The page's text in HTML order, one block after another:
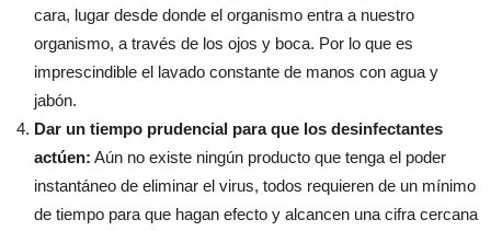
cara, lugar desde donde el organismo entra a nuestro
organismo, a través de los ojos y boca. Por lo que es
imprescindible el lavado constante de manos con agua y
jabón.
Dar un tiempo prudencial para que los desinfectantes
actúen: Aún no existe ningún producto que tenga el poder
instantáneo de eliminar el virus, todos requieren de un mínimo
de tiempo para que hagan efecto y alcancen una cifra cercana